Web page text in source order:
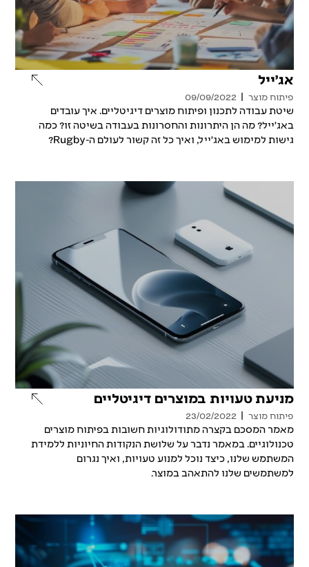
אג׳ייל
פיתוח מוצר 09/09/2022
שיטת עבודה לתכנון ופיתוח מוצרים דיגיטליים. איך עובדים
באג׳ייל? מה הן היתרונות והחסרונות בעבודה בשיטה זו? כמה
גישות למימוש באג׳ייל, ואיך כל זה קשור לעולם ה-Rugby?
מניעת טעויות במוצרים דיגיטליים
פיתוח מוצר 23/02/2022
מאמר המסכם בקצרה מתודולוגיות חשובות בפיתוח מוצרים
טכנולוגיים. במאמר נדבר על שלושת הנקודות החיוניות ללמידת
המשתמש שלנו, כיצד נוכל למנוע טעויות, ואיך נגרום
למשתמשים שלנו להתאהב במוצר.